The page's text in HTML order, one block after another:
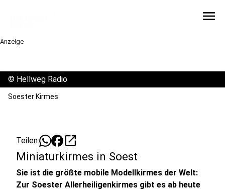
menu
Anzeige
© Hellweg Radio
Soester Kirmes
Teilen: open_in_new
Miniaturkirmes in Soest
Sie ist die größte mobile Modellkirmes der Welt:
Zur Soester Allerheiligenkirmes gibt es ab heute